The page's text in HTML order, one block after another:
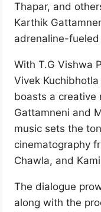
Thapar, and
Karthik
adrenaline-
With T.G Vishwa
Vivek
boasts a creative
Gattamneni and
music sets the
cinematography
Chawla, and
The dialogue
along with the